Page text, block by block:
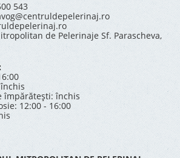
543
de Pelerinaje Sf. Parascheva,
împărătești: închis
12:00 - 16:00